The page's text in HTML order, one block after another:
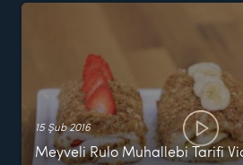
15 Şub 2016
Meyveli Rulo Muhallebi Tarifi